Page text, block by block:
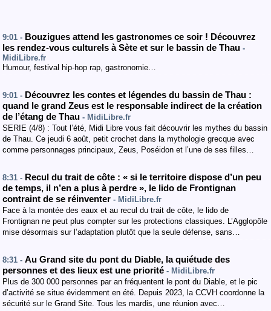
9:01 - Bouzigues attend les gastronomes ce soir ! Découvrez
les rendez-vous culturels à Sète et sur le bassin de Thau -
MidiLibre.fr
Humour, festival hip-hop rap, gastronomie…
9:01 - Découvrez les contes et légendes du bassin de Thau :
quand le grand Zeus est le responsable indirect de la création
de l’étang de Thau - MidiLibre.fr
SERIE (4/8) : Tout l’été, Midi Libre vous fait découvrir les mythes du bassin
de Thau. Ce jeudi 6 août, petit crochet dans la mythologie grecque avec
comme personnages principaux, Zeus, Poséidon et l’une de ses filles…
8:31 - Recul du trait de côte : « si le territoire dispose d’un peu
de temps, il n’en a plus à perdre », le lido de Frontignan
contraint de se réinventer - MidiLibre.fr
Face à la montée des eaux et au recul du trait de côte, le lido de
Frontignan ne peut plus compter sur les protections classiques. L’Agglopôle
mise désormais sur l’adaptation plutôt que la seule défense, sans…
8:31 - Au Grand site du pont du Diable, la quiétude des
personnes et des lieux est une priorité - MidiLibre.fr
Plus de 300 000 personnes par an fréquentent le pont du Diable, et le pic
d’activité se situe évidemment en été. Depuis 2023, la CCVH coordonne la
sécurité sur le Grand Site. Tous les mardis, une réunion avec…